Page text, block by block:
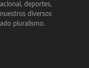
deportes,
diversos
pluralismo.